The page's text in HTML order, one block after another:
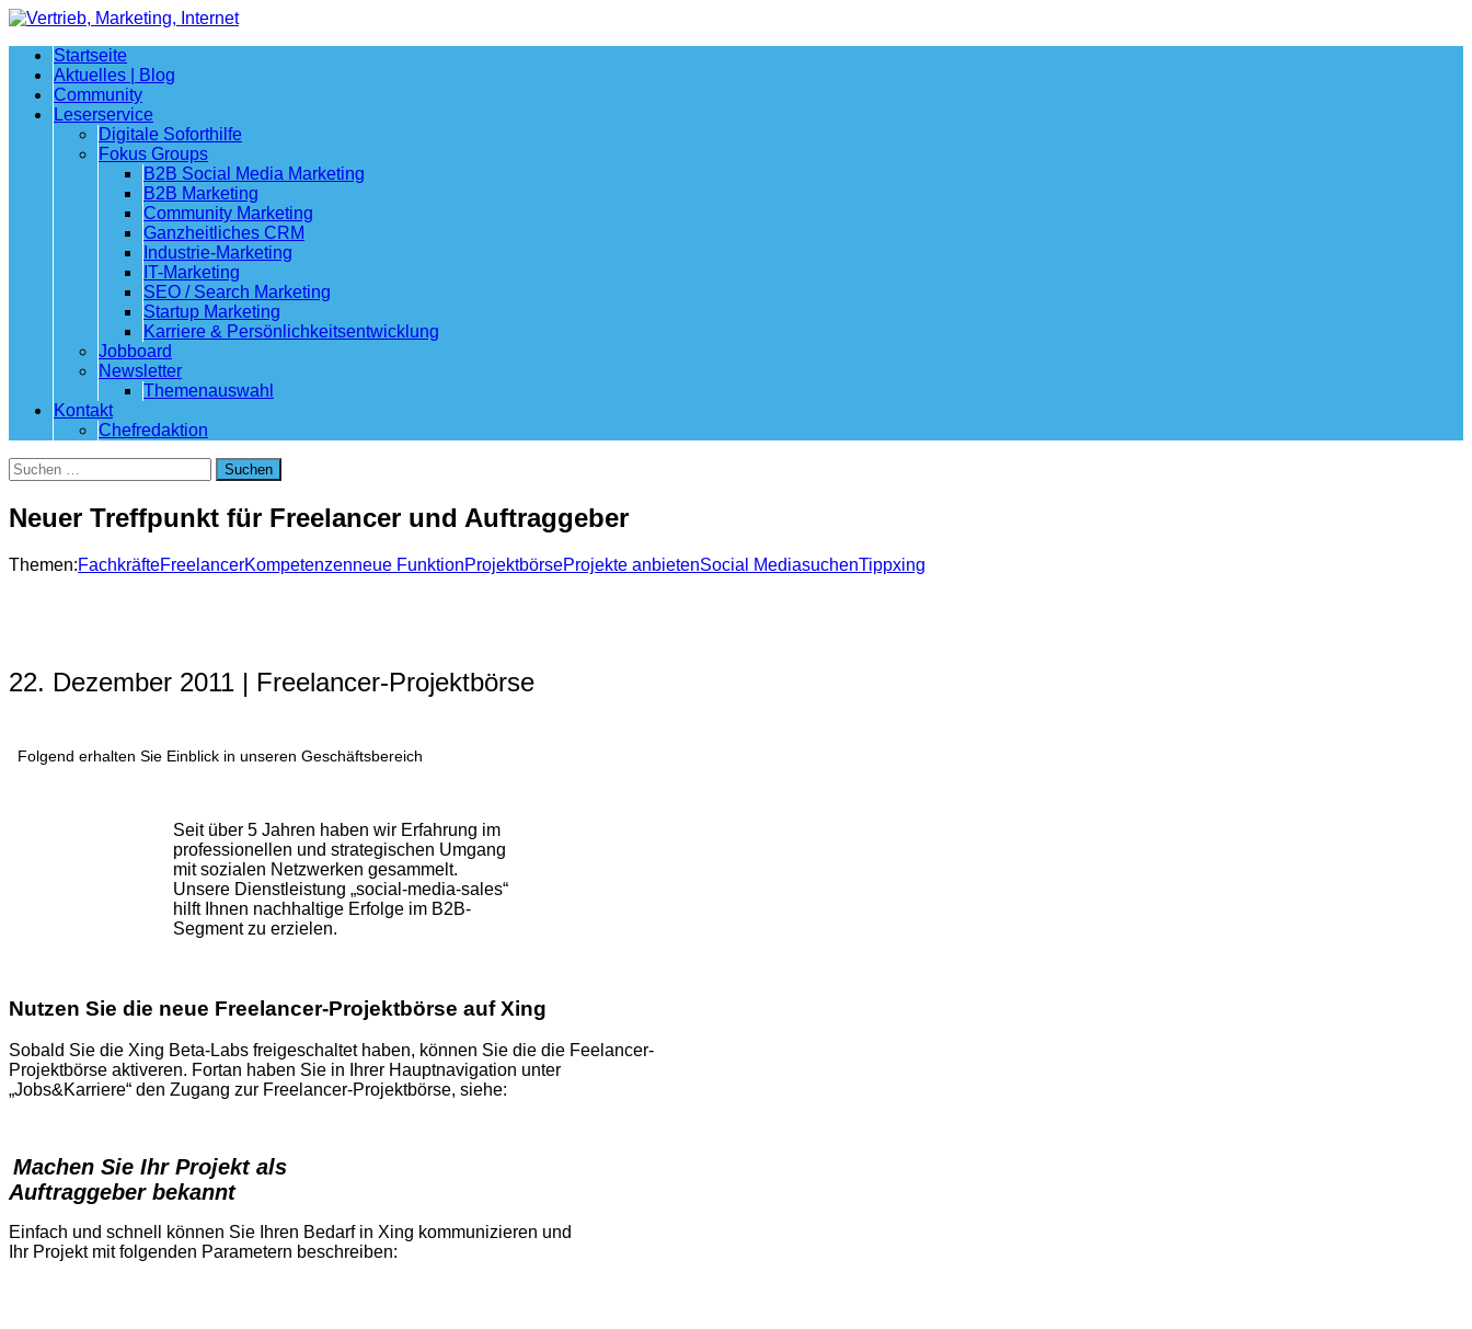
Startseite
Aktuelles | Blog
Community
Leserservice
Digitale Soforthilfe
Fokus Groups
B2B Social Media Marketing
B2B Marketing
Community Marketing
Ganzheitliches CRM
Industrie-Marketing
IT-Marketing
SEO / Search Marketing
Startup Marketing
Karriere & Persönlichkeitsentwicklung
Jobboard
Newsletter
Themenauswahl
Kontakt
Chefredaktion
Suchen
nach:
Neuer Treffpunkt für Freelancer und Auftraggeber
Themen:FachkräfteFreelancerKompetenzenneue FunktionProjektbörseProjekte anbietenSocial MediasuchenTippxing
22. Dezember 2011 | Freelancer-Projektbörse
Folgend erhalten Sie Einblick in unseren Geschäftsbereich
Seit über 5 Jahren haben wir Erfahrung im
professionellen und strategischen Umgang
mit sozialen Netzwerken gesammelt.
Unsere Dienstleistung „social-media-sales“
hilft Ihnen nachhaltige Erfolge im B2B-
Segment zu erzielen.
Nutzen Sie die neue Freelancer-Projektbörse auf Xing
Sobald Sie die Xing Beta-Labs freigeschaltet haben, können Sie die die Feelancer-
Projektbörse aktiveren. Fortan haben Sie in Ihrer Hauptnavigation unter
„Jobs&Karriere“ den Zugang zur Freelancer-Projektbörse, siehe:
Machen Sie Ihr Projekt als
Auftraggeber bekannt
Einfach und schnell können Sie Ihren Bedarf in Xing kommunizieren und
Ihr Projekt mit folgenden Parametern beschreiben: